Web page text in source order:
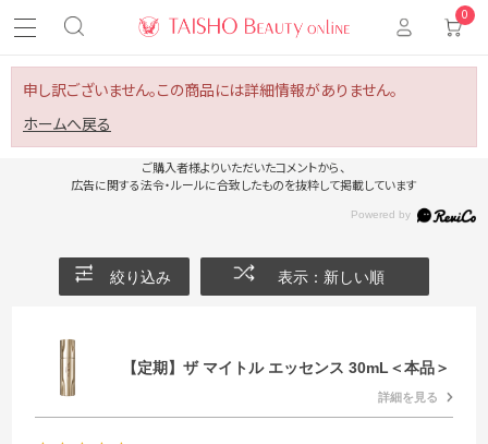
0
申し訳ございません。この商品には詳細情報がありません。
ホームへ戻る
ご購入者様よりいただいたコメントから、
広告に関する法令・ルールに合致したものを抜粋して掲載しています
絞り込み 表示：新しい順
【定期】ザ マイトル エッセンス 30mL＜本品＞
詳細を見る